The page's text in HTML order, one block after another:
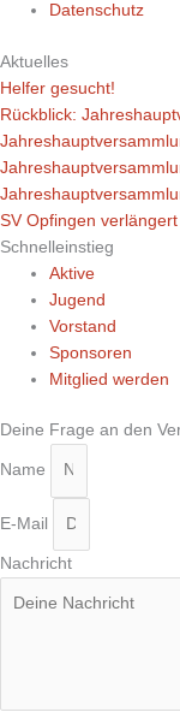
Datenschutz
Aktuelles
Helfer gesucht!
Rückblick:
SV Opfingen
Schnelleinstieg
Aktive
Jugend
Vorstand
Sponsoren
Mitglied werden
Deine Frage an den
Name
E-Mail
Nachricht